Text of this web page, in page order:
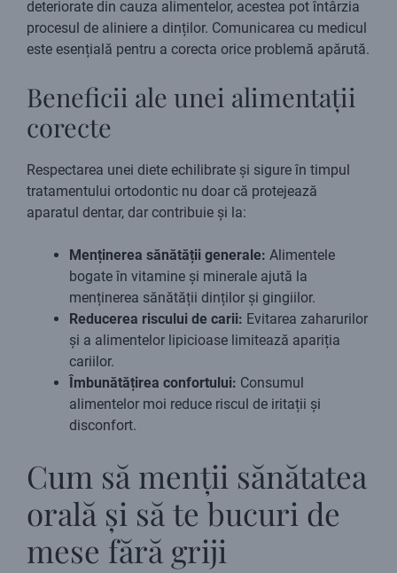
deteriorate din cauza alimentelor, acestea pot întârzia
procesul de aliniere a dinților. Comunicarea cu medicul
este esențială pentru a corecta orice problemă apărută.
Beneficii ale unei alimentații
corecte
Respectarea unei diete echilibrate și sigure în timpul
tratamentului ortodontic nu doar că protejează
aparatul dentar, dar contribuie și la:
Menținerea sănătății generale: Alimentele
bogate în vitamine și minerale ajută la
menținerea sănătății dinților și gingiilor.
Reducerea riscului de carii: Evitarea zaharurilor
și a alimentelor lipicioase limitează apariția
cariilor.
Îmbunătățirea confortului: Consumul
alimentelor moi reduce riscul de iritații și
disconfort.
Cum să menții sănătatea
orală și să te bucuri de
mese fără griji